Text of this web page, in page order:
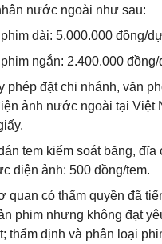
nước ngoài như sau:
dài: 5.000.000 đồng/
ngắn: 2.400.000 đồng/
phép đặt chi nhánh, văn
ảnh nước ngoài tại Việt
tem kiểm soát băng,
điện ảnh: 500 đồng/tem.
quan có thẩm quyền đã
phim nhưng không đạt
thẩm định và phân loại